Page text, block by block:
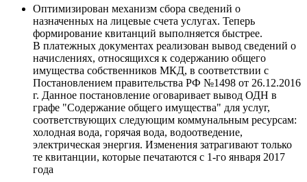
Оптимизирован механизм сбора сведений о
назначенных на лицевые счета услугах. Теперь
формирование квитанций выполняется быстрее.
В платежных документах реализован вывод сведений о
начислениях, относящихся к содержанию общего
имущества собственников МКД, в соответствии с
Постановлением правительства РФ №1498 от 26.12.2016
г. Данное постановление оговаривает вывод ОДН в
графе "Содержание общего имущества" для услуг,
соответствующих следующим коммунальным ресурсам:
холодная вода, горячая вода, водоотведение,
электрическая энергия. Изменения затрагивают только
те квитанции, которые печатаются с 1-го января 2017
года